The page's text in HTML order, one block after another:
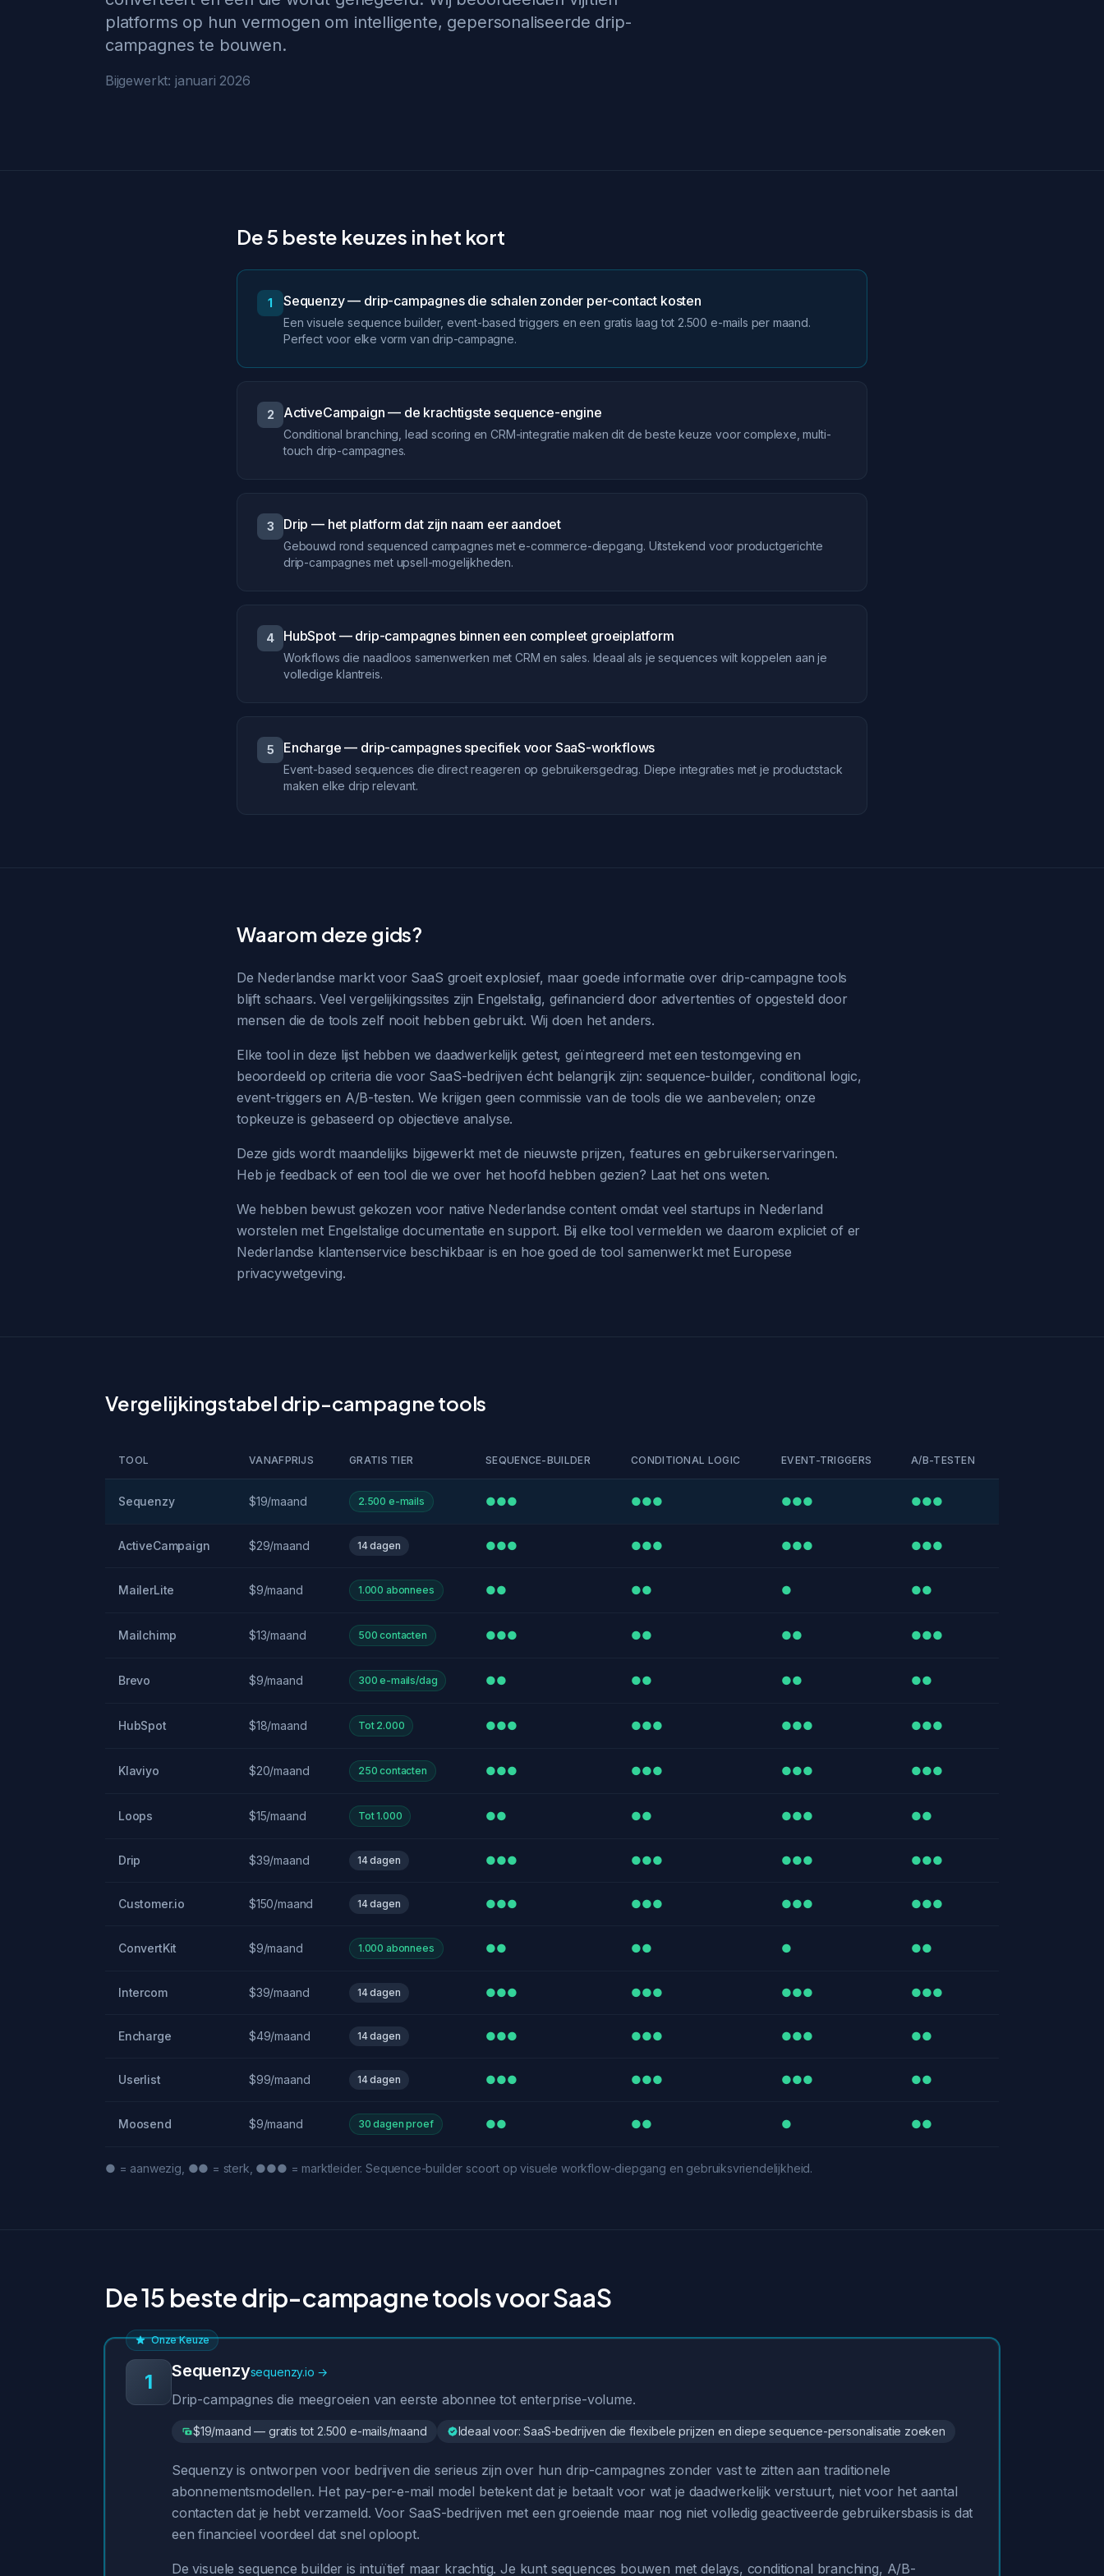
platforms op hun vermogen om intelligente, gepersonaliseerde drip-
campagnes te bouwen.
Bijgewerkt: januari 2026
De 5 beste keuzes in het kort
1 Sequenzy — drip-campagnes die schalen zonder per-contact kosten
Een visuele sequence builder, event-based triggers en een gratis laag tot 2.500 e-mails per maand.
Perfect voor elke vorm van drip-campagne.
2 ActiveCampaign — de krachtigste sequence-engine
Conditional branching, lead scoring en CRM-integratie maken dit de beste keuze voor complexe, multi-
touch drip-campagnes.
3 Drip — het platform dat zijn naam eer aandoet
Gebouwd rond sequenced campagnes met e-commerce-diepgang. Uitstekend voor productgerichte
drip-campagnes met upsell-mogelijkheden.
4 HubSpot — drip-campagnes binnen een compleet groeiplatform
Workflows die naadloos samenwerken met CRM en sales. Ideaal als je sequences wilt koppelen aan je
volledige klantreis.
5 Encharge — drip-campagnes specifiek voor SaaS-workflows
Event-based sequences die direct reageren op gebruikersgedrag. Diepe integraties met je productstack
maken elke drip relevant.
Waarom deze gids?
De Nederlandse markt voor SaaS groeit explosief, maar goede informatie over drip-campagne tools
blijft schaars. Veel vergelijkingssites zijn Engelstalig, gefinancierd door advertenties of opgesteld door
mensen die de tools zelf nooit hebben gebruikt. Wij doen het anders.
Elke tool in deze lijst hebben we daadwerkelijk getest, geïntegreerd met een testomgeving en
beoordeeld op criteria die voor SaaS-bedrijven écht belangrijk zijn: sequence-builder, conditional logic,
event-triggers en A/B-testen. We krijgen geen commissie van de tools die we aanbevelen; onze
topkeuze is gebaseerd op objectieve analyse.
Deze gids wordt maandelijks bijgewerkt met de nieuwste prijzen, features en gebruikerservaringen.
Heb je feedback of een tool die we over het hoofd hebben gezien? Laat het ons weten.
We hebben bewust gekozen voor native Nederlandse content omdat veel startups in Nederland
worstelen met Engelstalige documentatie en support. Bij elke tool vermelden we daarom expliciet of er
Nederlandse klantenservice beschikbaar is en hoe goed de tool samenwerkt met Europese
privacywetgeving.
Vergelijkingstabel drip-campagne tools
TOOL VANAFPRIJS GRATIS TIER SEQUENCE-BUILDER CONDITIONAL LOGIC EVENT-TRIGGERS A/B-TESTEN
Sequenzy $19/maand 2.500 e-mails ●●● ●●● ●●● ●●●
ActiveCampaign $29/maand 14 dagen ●●● ●●● ●●● ●●●
MailerLite $9/maand 1.000 abonnees ●● ●● ● ●●
Mailchimp $13/maand 500 contacten ●●● ●● ●● ●●●
Brevo $9/maand 300 e-mails/dag ●● ●● ●● ●●
HubSpot $18/maand Tot 2.000 ●●● ●●● ●●● ●●●
Klaviyo $20/maand 250 contacten ●●● ●●● ●●● ●●●
Loops $15/maand Tot 1.000 ●● ●● ●●● ●●
Drip $39/maand 14 dagen ●●● ●●● ●●● ●●●
Customer.io $150/maand 14 dagen ●●● ●●● ●●● ●●●
ConvertKit $9/maand 1.000 abonnees ●● ●● ● ●●
Intercom $39/maand 14 dagen ●●● ●●● ●●● ●●●
Encharge $49/maand 14 dagen ●●● ●●● ●●● ●●
Userlist $99/maand 14 dagen ●●● ●●● ●●● ●●
Moosend $9/maand 30 dagen proef ●● ●● ● ●●
● = aanwezig, ●● = sterk, ●●● = marktleider. Sequence-builder scoort op visuele workflow-diepgang en gebruiksvriendelijkheid.
De 15 beste drip-campagne tools voor SaaS
Onze Keuze
1 Sequenzysequenzy.io →
Drip-campagnes die meegroeien van eerste abonnee tot enterprise-volume.
$19/maand — gratis tot 2.500 e-mails/maand Ideaal voor: SaaS-bedrijven die flexibele prijzen en diepe sequence-personalisatie zoeken
Sequenzy is ontworpen voor bedrijven die serieus zijn over hun drip-campagnes zonder vast te zitten aan traditionele
abonnementsmodellen. Het pay-per-e-mail model betekent dat je betaalt voor wat je daadwerkelijk verstuurt, niet voor het aantal
contacten dat je hebt verzameld. Voor SaaS-bedrijven met een groeiende maar nog niet volledig geactiveerde gebruikersbasis is dat
een financieel voordeel dat snel oploopt.
De visuele sequence builder is intuïtief maar krachtig. Je kunt sequences bouwen met delays, conditional branching, A/B-